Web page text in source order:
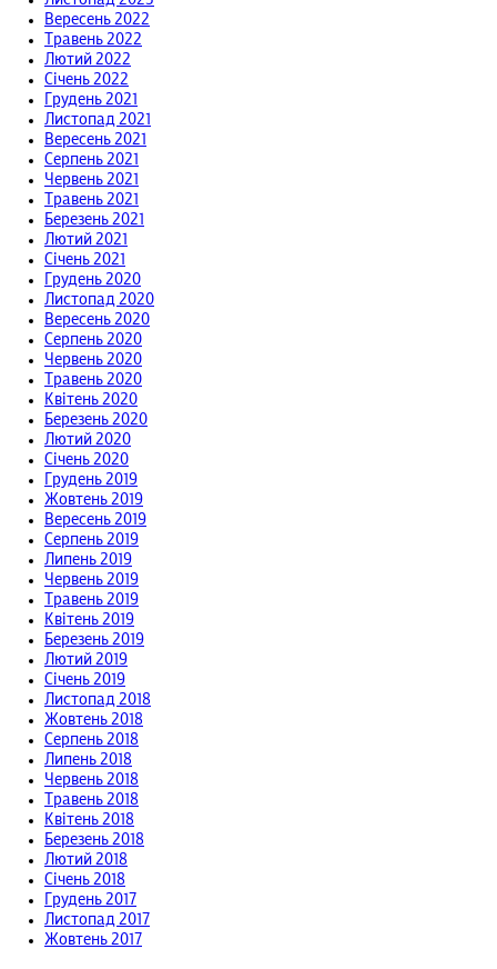
Вересень 2022
Травень 2022
Лютий 2022
Січень 2022
Грудень 2021
Листопад 2021
Вересень 2021
Серпень 2021
Червень 2021
Травень 2021
Березень 2021
Лютий 2021
Січень 2021
Грудень 2020
Листопад 2020
Вересень 2020
Серпень 2020
Червень 2020
Травень 2020
Квітень 2020
Березень 2020
Лютий 2020
Січень 2020
Грудень 2019
Жовтень 2019
Вересень 2019
Серпень 2019
Липень 2019
Червень 2019
Травень 2019
Квітень 2019
Березень 2019
Лютий 2019
Січень 2019
Листопад 2018
Жовтень 2018
Серпень 2018
Липень 2018
Червень 2018
Травень 2018
Квітень 2018
Березень 2018
Лютий 2018
Січень 2018
Грудень 2017
Листопад 2017
Жовтень 2017